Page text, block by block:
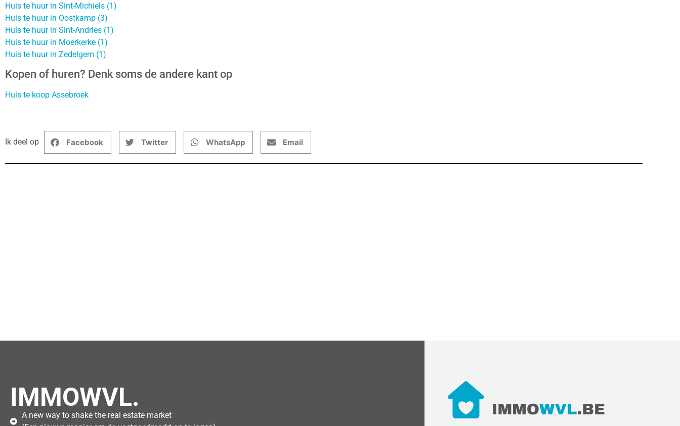
Huis te huur in Sint-Michiels (1)
Huis te huur in Oostkamp (3)
Huis te huur in Sint-Andries (1)
Huis te huur in Moerkerke (1)
Huis te huur in Zedelgem (1)
Kopen of huren? Denk soms de andere kant op
Huis te koop Assebroek
Ik deel op Facebook Twitter WhatsApp Email
IMMOWVL.
A new way to shake the real estate market